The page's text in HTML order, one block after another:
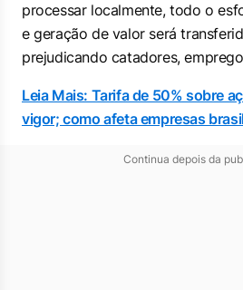
processar localmente, todo o
e geração de valor será
prejudicando catadores,
Leia Mais: Tarifa de 50% sobre
vigor; como afeta empresas
Continua depois da